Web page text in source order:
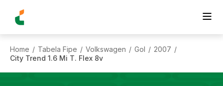
Home / Tabela Fipe / Volkswagen / Gol / 2007 /
City Trend 1.6 Mi T. Flex 8v